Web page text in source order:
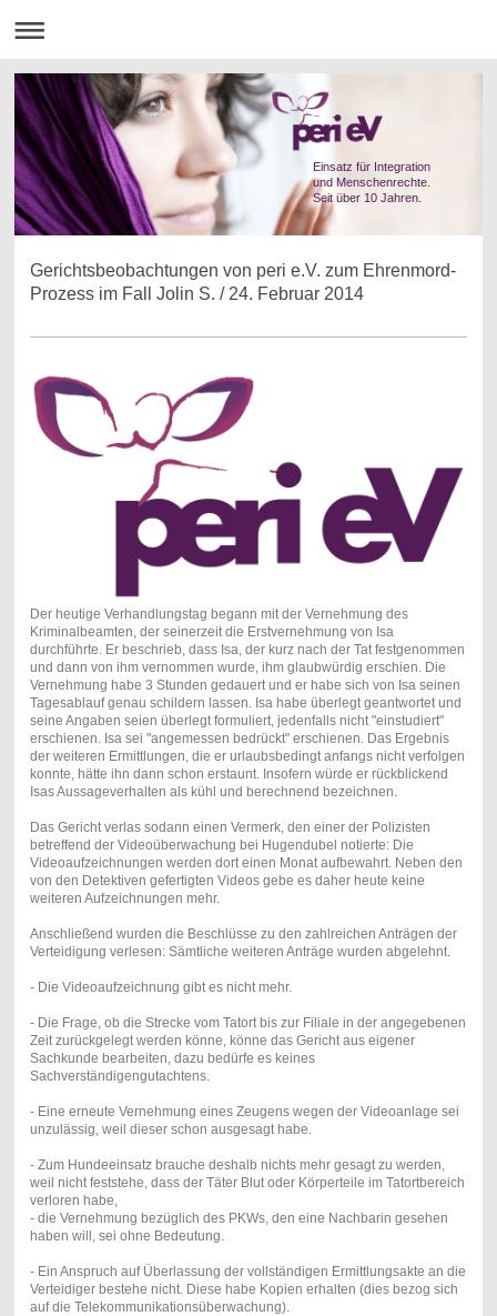
Einsatz für Integration
und Menschenrechte.
Seit über 10 Jahren.
Gerichtsbeobachtungen von peri e.V. zum Ehrenmord-
Prozess im Fall Jolin S. / 24. Februar 2014
Der heutige Verhandlungstag begann mit der Vernehmung des
Kriminalbeamten, der seinerzeit die Erstvernehmung von Isa
durchführte. Er beschrieb, dass Isa, der kurz nach der Tat festgenommen
und dann von ihm vernommen wurde, ihm glaubwürdig erschien. Die
Vernehmung habe 3 Stunden gedauert und er habe sich von Isa seinen
Tagesablauf genau schildern lassen. Isa habe überlegt geantwortet und
seine Angaben seien überlegt formuliert, jedenfalls nicht "einstudiert"
erschienen. Isa sei "angemessen bedrückt" erschienen. Das Ergebnis
der weiteren Ermittlungen, die er urlaubsbedingt anfangs nicht verfolgen
konnte, hätte ihn dann schon erstaunt. Insofern würde er rückblickend
Isas Aussageverhalten als kühl und berechnend bezeichnen.
Das Gericht verlas sodann einen Vermerk, den einer der Polizisten
betreffend der Videoüberwachung bei Hugendubel notierte: Die
Videoaufzeichnungen werden dort einen Monat aufbewahrt. Neben den
von den Detektiven gefertigten Videos gebe es daher heute keine
weiteren Aufzeichnungen mehr.
Anschließend wurden die Beschlüsse zu den zahlreichen Anträgen der
Verteidigung verlesen: Sämtliche weiteren Anträge wurden abgelehnt.
- Die Videoaufzeichnung gibt es nicht mehr.
- Die Frage, ob die Strecke vom Tatort bis zur Filiale in der angegebenen
Zeit zurückgelegt werden könne, könne das Gericht aus eigener
Sachkunde bearbeiten, dazu bedürfe es keines
Sachverständigengutachtens.
- Eine erneute Vernehmung eines Zeugens wegen der Videoanlage sei
unzulässig, weil dieser schon ausgesagt habe.
- Zum Hundeeinsatz brauche deshalb nichts mehr gesagt zu werden,
weil nicht feststehe, dass der Täter Blut oder Körperteile im Tatortbereich
verloren habe,
- die Vernehmung bezüglich des PKWs, den eine Nachbarin gesehen
haben will, sei ohne Bedeutung.
- Ein Anspruch auf Überlassung der vollständigen Ermittlungsakte an die
Verteidiger bestehe nicht. Diese habe Kopien erhalten (dies bezog sich
auf die Telekommunikationsüberwachung).